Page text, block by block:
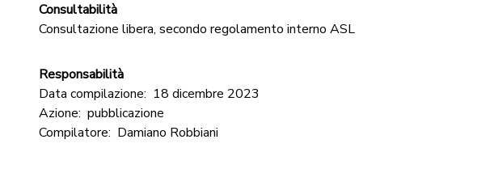
Consultabilità
Consultazione libera, secondo regolamento interno ASL
Responsabilità
Data compilazione: 18 dicembre 2023
Azione: pubblicazione
Compilatore: Damiano Robbiani